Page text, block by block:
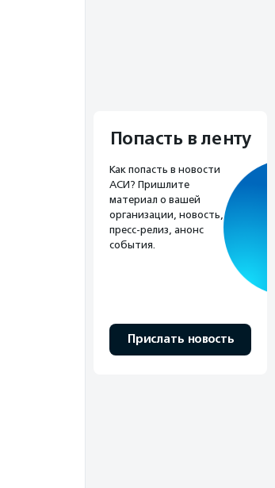
Попасть в ленту
Как попасть в новости
АСИ? Пришлите
материал о вашей
организации, новость,
пресс-релиз, анонс
события.
Прислать новость